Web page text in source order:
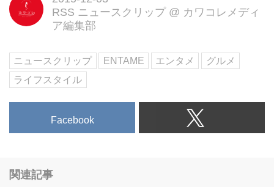
RSS ニュースクリップ @ カワコレメディ
ア編集部
ニュースクリップ ENTAME エンタメ
グルメ
ライフスタイル
Facebook
関連記事